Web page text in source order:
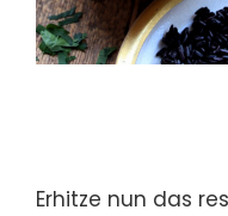
Erhitze nun das